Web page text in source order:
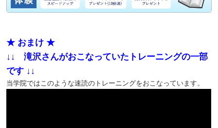
★ おまけ ★
↓↓ 滝沢さんがおこなっていたトレーニングの一部
です ↓↓
当学院ではこのような速読のトレーニングをおこなっています。